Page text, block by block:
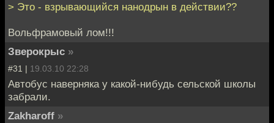
> Это - взрывающийся нанодрын в действии??
Вольфрамовый лом!!!
Зверокрыс »
#31 | 19.03.10 22:28
Автобус наверняка у какой-нибудь сельской школы
забрали.
Zakharoff »